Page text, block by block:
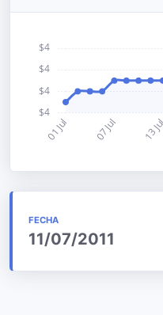
FECHA
11/07/2011